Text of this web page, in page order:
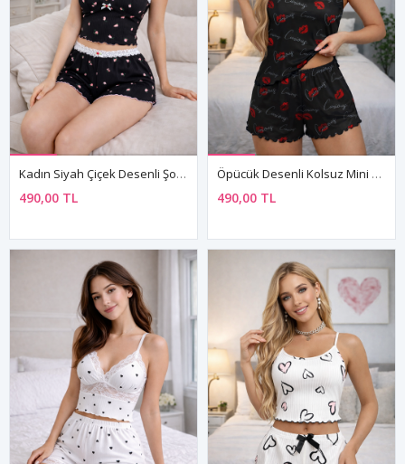
Kadın Siyah Çiçek Desenli Şortlu Pijama Takımı Dantelli Yumuşak Kolsuz Askılı Ev Giyim
490,00 TL
Öpücük Desenli Kolsuz Mini Siyah Şortlu Askılı Yazlık Pijama Takımı
490,00 TL